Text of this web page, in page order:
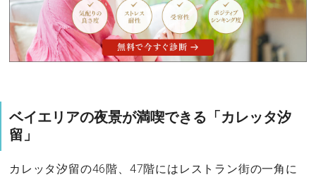
ベイエリアの夜景が満喫できる「カレッタ汐
留」
カレッタ汐留の46階、47階にはレストラン街の一角に